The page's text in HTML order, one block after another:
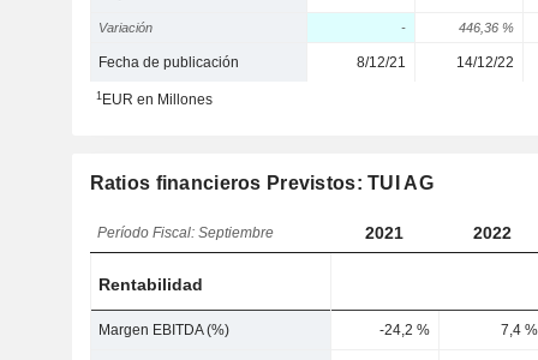
Variación - 446,36 %
Fecha de publicación 8/12/21 14/12/22
1EUR en Millones
Ratios financieros Previstos: TUI AG
Período Fiscal: Septiembre 2021 2022
Rentabilidad
Margen EBITDA (%) -24,2 % 7,4 %